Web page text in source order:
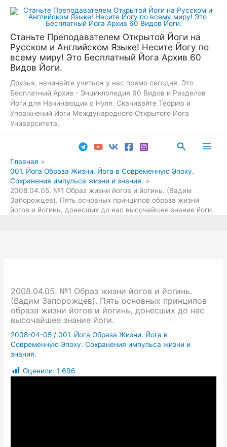
Перейти
Станьте Преподавателем Открытой Йоги на
Русском и Английском Языке! Несите Йогу по
всему миру! Это Бесплатный Йога Архив 60
Видов Йоги.
Друзья, начинайте учиться у нас прямо сегодня. Это
Бесплатный Архив - Энциклопедия 60 Видов и Разделов
Йоги для Начинающих с Нуля. Скачивайте Теорию и
Упражнений Йоги Международного Открытого Йога
Университета.
Поиск
Главная
001. Йога Образа Жизни. Йога в Современную Эпоху.
Сохранения импульса жизни и знания.
2008.04.05. №1 Образ жизни йогов и йогинь. (Вадим
Запорожцев). Пять основных принципов образа жизни
йогов и йогинь, донесших до нас высочайшее знание йоги.
2008.04.05. №1 Образ жизни йогов и йогинь.
(Вадим Запорожцев). Пять основных принципов
образа жизни йогов и йогинь, донесших до нас
высочайшее знание йоги.
2008-04-05 /001. Йога Образа Жизни. Йога в
Современную Эпоху. Сохранения импульса жизни и
знания.
Оценили: 1 696